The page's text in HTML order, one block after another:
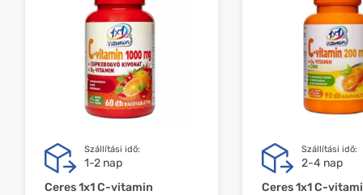
Szállítási idő:
1-2 nap
Ceres 1x1 C-vitamin
Szállítási idő:
2-4 nap
Ceres 1x1 C-